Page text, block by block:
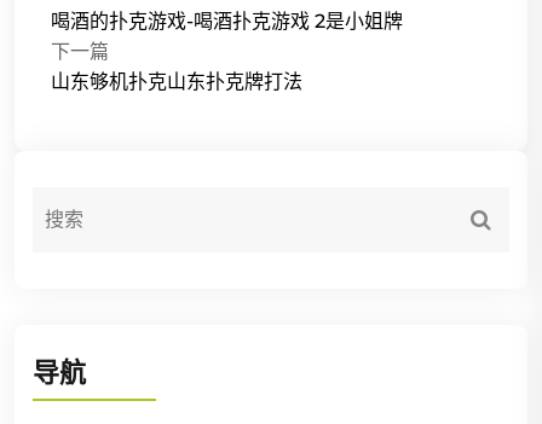
喝酒的扑克游戏-喝酒扑克游戏 2是小姐牌
下一篇
山东够机扑克山东扑克牌打法
导航